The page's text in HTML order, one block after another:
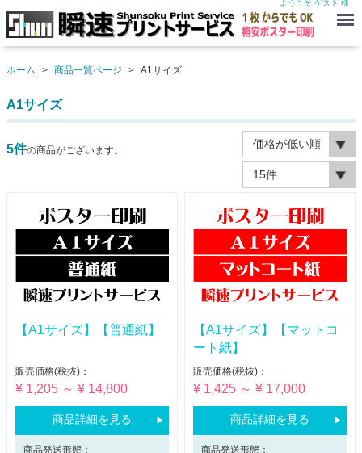
ようこそ ゲスト 様
Menu
ホーム 商品一覧ページ A1サイズ
A1サイズ
5件の商品がございます。
【A1サイズ】【普通紙】
販売価格(税抜)：
¥ 1,205 ～ ¥ 14,800
商品詳細を見る
商品発送形態：
【A1サイズ】【マットコ
ート紙】
販売価格(税抜)：
¥ 1,425 ～ ¥ 17,000
商品詳細を見る
商品発送形態：